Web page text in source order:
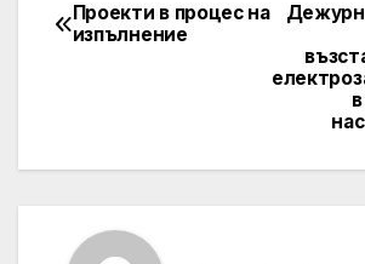
Post
Проекти в процес на
изпълнение